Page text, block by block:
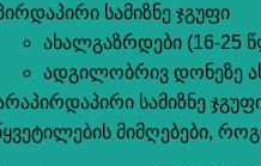
სამიზნე ჯგუფი
ახალგაზრდები (16-25
ადგილობრივ დონეზე
სამიზნე
მიმღებები,